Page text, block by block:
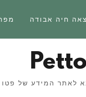
חיה אבודה
Petto
לאתר המידע של פטו